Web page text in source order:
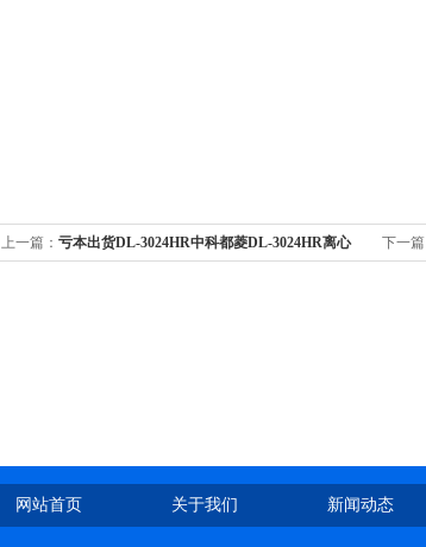
上一篇： 亏本出货DL-3024HR中科都菱DL-3024HR离心 下一篇
网站首页 关于我们 新闻动态